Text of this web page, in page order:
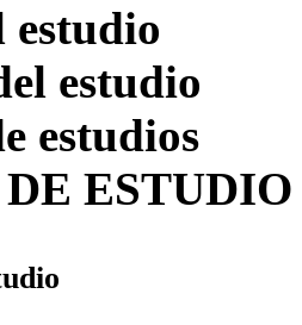
estudio
estudio
estudios
ESTUDIO